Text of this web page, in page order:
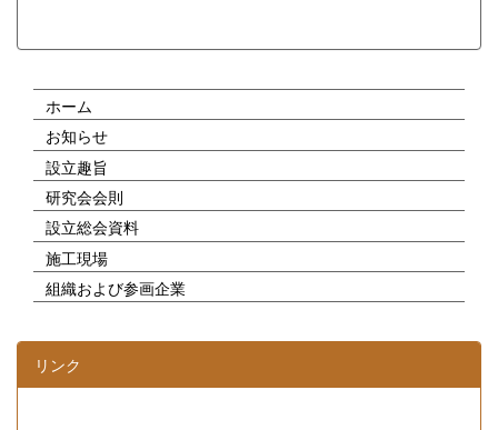
ホーム
お知らせ
設立趣旨
研究会会則
設立総会資料
施工現場
組織および参画企業
リンク